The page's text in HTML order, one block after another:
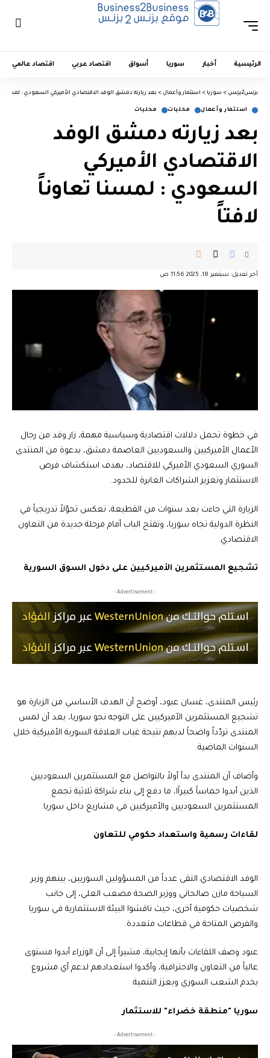
الرئيسية أخبار سوريا أسواق اقتصاد عربي اقتصاد عالمي
بزنس2بزنس > سوريا > استثمار وأعمال > بعد زيارته دمشق الوفد الاقتصادي الأميركي السعودي : لمسنا
استثمار وأعمال محليات محليات
بعد زيارته دمشق الوفد
الاقتصادي الأميركي
السعودي : لمسنا تعاوناً
لافتاً
آخر تعديل: سبتمبر 18, 2025 11:56 ص
في خطوة تحمل دلالات اقتصادية وسياسية مهمة، زار وفد من رجال
الأعمال الأميركيين والسعوديين العاصمة دمشق، بدعوة من المنتدى
السوري السعودي الأميركي للاقتصاد، بهدف استكشاف فرص
الاستثمار وتعزيز الشراكات العابرة للحدود.
الزيارة التي جاءت بعد سنوات من القطيعة، تعكس تحوّلاً تدريجياً في
النظرة الدولية تجاه سوريا، وتفتح الباب أمام مرحلة جديدة من التعاون
الاقتصادي.
تشجيع المستثمرين الأميركيين على دخول السوق السورية
- Advertisement -
رئيس المنتدى، غسان عبود، أوضح أن الهدف الأساسي من الزيارة هو
تشجيع المستثمرين الأميركيين على التوجه نحو سوريا، بعد أن لمس
المنتدى تردّداً واضحاً لديهم نتيجة غياب العلاقة السورية الأميركية خلال
السنوات الماضية.
وأضاف أن المنتدى بدأ أولاً بالتواصل مع المستثمرين السعوديين
الذين أبدوا حماساً كبيراًا، ما دفع إلى بناء شراكة ثلاثية تجمع
المستثمرين السعوديين والأميركيين في مشاريع داخل سوريا.
لقاءات رسمية واستعداد حكومي للتعاون
الوفد الاقتصادي التقى عدداً من المسؤولين السوريين، بينهم وزير
السياحة مازن صالحاني ووزير الصحة مصعب العلي، إلى جانب
شخصيات حكومية أخرى، حيث ناقشوا البيئة الاستثمارية في سوريا
والفرص المتاحة في قطاعات متعددة.
عبود وصف اللقاءات بأنها إيجابية، مشيراً إلى أن الوزراء أبدوا مستوى
عالياً من التعاون والاحترافية، وأكدوا استعدادهم لدعم أي مشروع
يخدم الشعب السوري ويعزز التنمية.
سوريا "منطقة خضراء" للاستثمار
- Advertisement -